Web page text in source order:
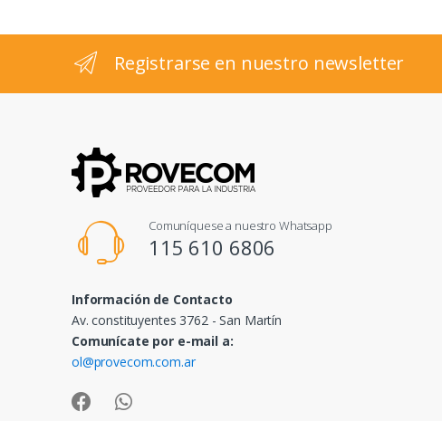
Registrarse en nuestro newsletter
Comuníquese a nuestro Whatsapp
115 610 6806
Información de Contacto
Av. constituyentes 3762 - San Martín
Comunícate por e-mail a:
ol@provecom.com.ar